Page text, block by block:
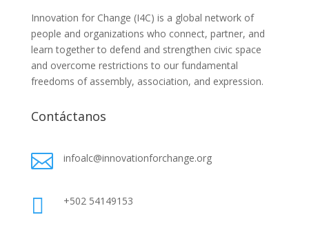
Innovation for Change (I4C) is a global network of
people and organizations who connect, partner, and
learn together to defend and strengthen civic space
and overcome restrictions to our fundamental
freedoms of assembly, association, and expression.
Contáctanos
 infoalc@innovationforchange.org
 +502 54149153